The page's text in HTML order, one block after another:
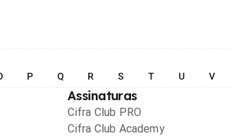
P Q R S T U V
Assinaturas
Cifra Club PRO
Cifra Club Academy